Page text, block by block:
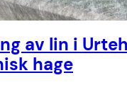
av lin i
hage